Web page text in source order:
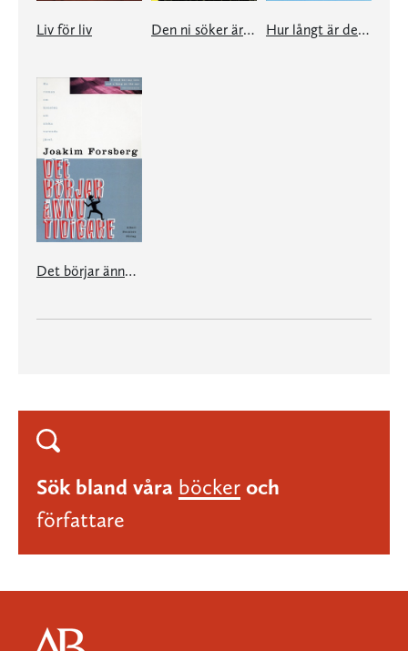
Liv för liv Den ni söker är inte här Hur långt är det till Hollywood?
Det börjar ännu tidigare
Sök bland våra böcker och
författare